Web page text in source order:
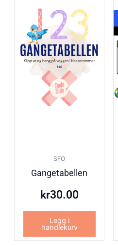
SFO
Gangetabellen
kr30.00
Legg i
handlekurv